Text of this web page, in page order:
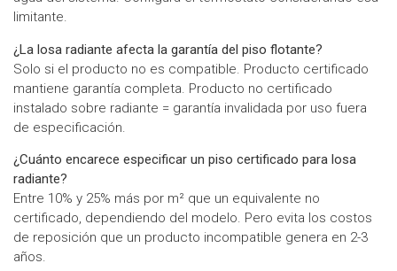
limitante.
¿La losa radiante afecta la garantía del piso flotante?
Solo si el producto no es compatible. Producto certificado
mantiene garantía completa. Producto no certificado
instalado sobre radiante = garantía invalidada por uso fuera
de especificación.
¿Cuánto encarece especificar un piso certificado para losa
radiante?
Entre 10% y 25% más por m² que un equivalente no
certificado, dependiendo del modelo. Pero evita los costos
de reposición que un producto incompatible genera en 2-3
años.